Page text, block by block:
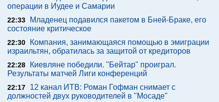
операции в Иудее и Самарии
22:33
Младенец подавился пакетом в Бней-Браке, его
состояние критическое
22:30
Компания, занимающаяся помощью в эмиграции
израильтян, обратилась за защитой от кредиторов
22:28
Киевляне победили. "Бейтар" проиграл.
Результаты матчей Лиги конференций
22:17
12 канал ИТВ: Роман Гофман снимает с
должностей двух руководителей в "Мосаде"